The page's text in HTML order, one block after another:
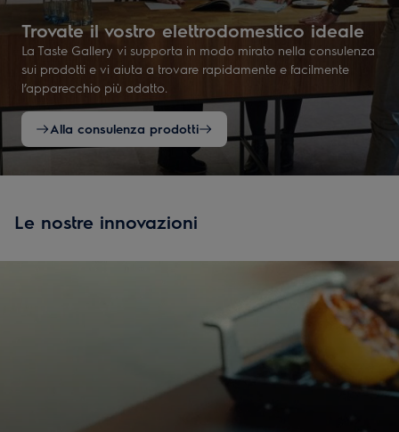
Trovate il vostro elettrodomestico ideale
La Taste Gallery vi supporta in modo mirato nella consulenza
sui prodotti e vi aiuta a trovare rapidamente e facilmente
l’apparecchio più adatto.
Alla consulenza prodotti
Le nostre innovazioni